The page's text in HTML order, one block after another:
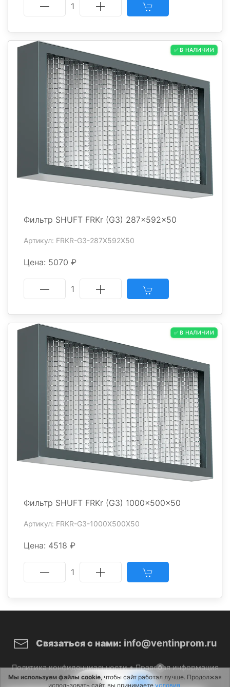
0
1
✅ В НАЛИЧИИ
Фильтр SHUFT FRKr (G3) 287x592x50
Артикул: FRKR-G3-287X592X50
Цена: 5070 ₽
1
✅ В НАЛИЧИИ
Фильтр SHUFT FRKr (G3) 1000x500x50
Артикул: FRKR-G3-1000X500X50
Цена: 4518 ₽
1
Связаться с нами: info@ventinprom.ru
Политика конфиденциальности•Правовая информация
Мы используем файлы cookie, чтобы сайт работал лучше. Продолжая
использовать сайт, вы принимаете условия.